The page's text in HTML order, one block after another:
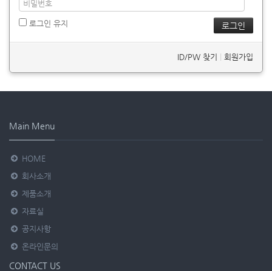
로그인 유지
ID/PW 찾기 회원가입
Main Menu
HOME
회사소개
제품소개
자료실
공지사항
온라인문의
CONTACT US